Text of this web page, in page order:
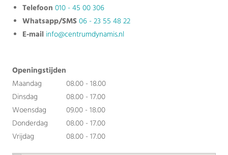
Telefoon 010 - 45 00 306
Whatsapp/SMS06 - 23 55 48 22
E-mail info@centrumdynamis.nl
Openingstijden
Maandag
08.00 - 18.00
Dinsdag
08.00 - 17.00
Woensdag
09.00 - 18.00
Donderdag
08.00 - 17.00
Vrijdag
08.00 - 17.00